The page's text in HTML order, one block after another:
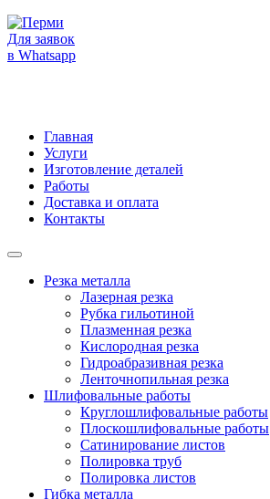
Для заявок
в Whatsapp
Главная
Услуги
Изготовление деталей
Работы
Доставка и оплата
Контакты
Резка металла
Лазерная резка
Рубка гильотиной
Плазменная резка
Кислородная резка
Гидроабразивная резка
Ленточнопильная резка
Шлифовальные работы
Круглошлифовальные работы
Плоскошлифовальные работы
Сатинирование листов
Полировка труб
Полировка листов
Гибка металла